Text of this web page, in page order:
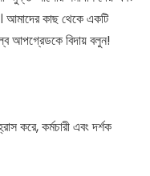
আমাদের কাছ থেকে একটি
আপগ্রেডকে বিদায় বলুন!
করে, কর্মচারী এবং দর্শক